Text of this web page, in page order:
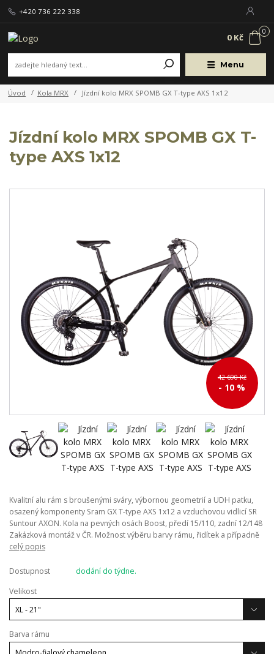
Menu
+420 736 222 338
0
0 Kč
Úvod Kola MRX Jízdní kolo MRX SPOMB GX T-type AXS 1x12
Jízdní kolo MRX SPOMB GX T-
type AXS 1x12
42 690 Kč
- 10 %
Kvalitní alu rám s broušenými sváry, výbornou geometrií a UDH patku,
osazený komponenty Sram GX T-type AXS 1x12 a vzduchovou vidlicí SR
Suntour AXON. Kola na pevných osách Boost, předí 15/110, zadní 12/148
Zakázková montáž v ČR. Možnost výběru barvy rámu, řidítek a případně
celý popis
Dostupnost
dodání do týdne.
Velikost
Barva rámu